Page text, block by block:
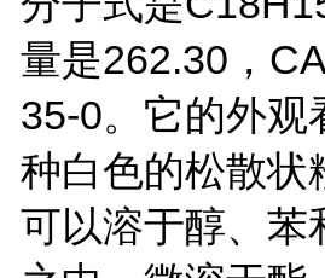
量是262.30，
35-0。它的外观
种白色的松散状
可以溶于醇、苯